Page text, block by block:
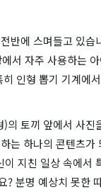
반에 스며들고 있습
서 자주 사용하는
인형 뽑기 기계에
의 토끼 앞에서 사진
는 하나의 콘텐츠가
지친 일상 속에서
? 분명 예상치 못한